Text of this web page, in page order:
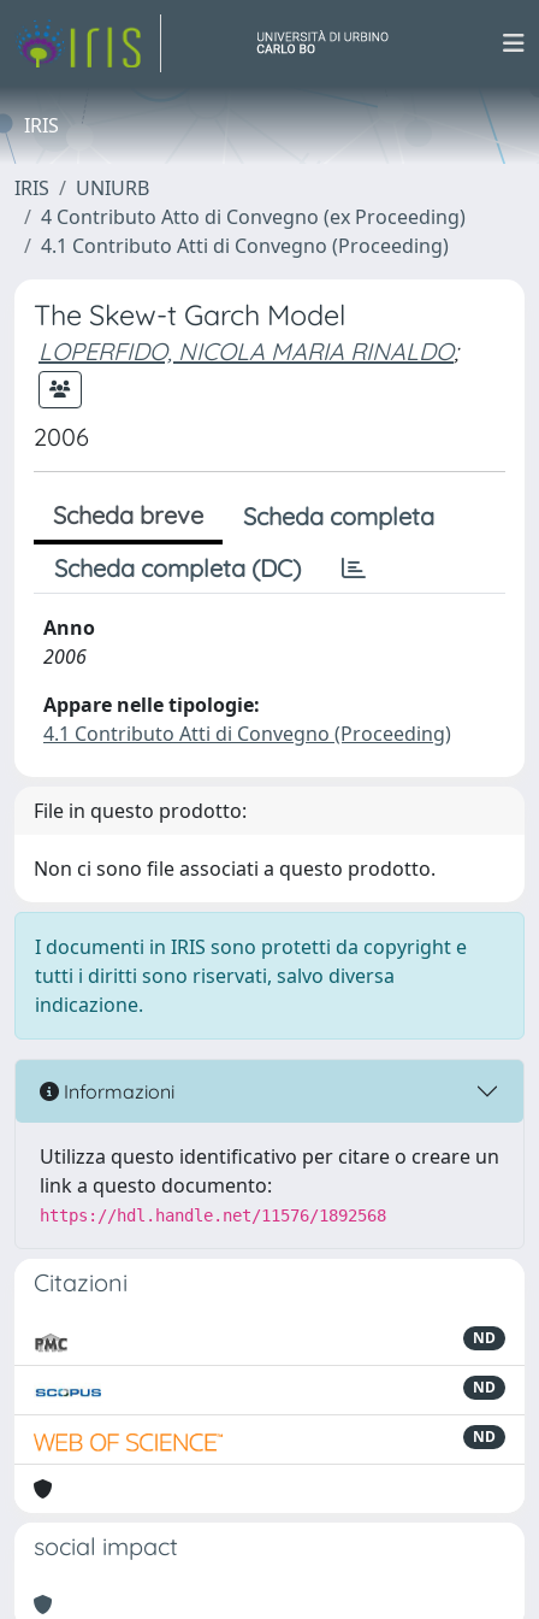
IRIS
IRIS
UNIURB
4 Contributo Atto di Convegno (ex Proceeding)
4.1 Contributo Atti di Convegno (Proceeding)
The Skew-t Garch Model
LOPERFIDO, NICOLA MARIA RINALDO;
2006
Scheda breve
Scheda completa
Scheda completa (DC)
Anno
2006
Appare nelle tipologie:
4.1 Contributo Atti di Convegno (Proceeding)
File in questo prodotto:
Non ci sono file associati a questo prodotto.
I documenti in IRIS sono protetti da copyright e
tutti i diritti sono riservati, salvo diversa
indicazione.
Informazioni
Utilizza questo identificativo per citare o creare un
link a questo documento:
https://hdl.handle.net/11576/1892568
Citazioni
ND
ND
ND
social impact